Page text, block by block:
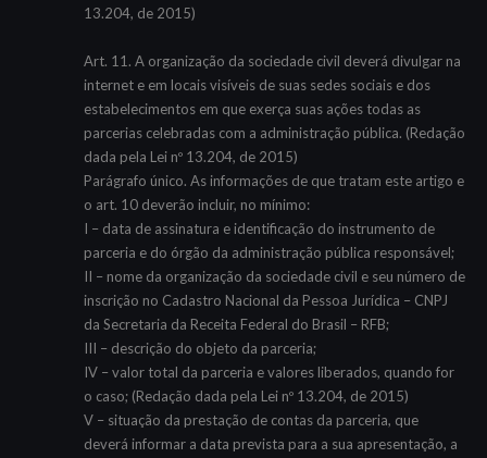
13.204, de 2015)
Art. 11. A organização da sociedade civil deverá divulgar na
internet e em locais visíveis de suas sedes sociais e dos
estabelecimentos em que exerça suas ações todas as
parcerias celebradas com a administração pública. (Redação
dada pela Lei nº 13.204, de 2015)
Parágrafo único. As informações de que tratam este artigo e
o art. 10 deverão incluir, no mínimo:
I – data de assinatura e identificação do instrumento de
parceria e do órgão da administração pública responsável;
II – nome da organização da sociedade civil e seu número de
inscrição no Cadastro Nacional da Pessoa Jurídica – CNPJ
da Secretaria da Receita Federal do Brasil – RFB;
III – descrição do objeto da parceria;
IV – valor total da parceria e valores liberados, quando for
o caso; (Redação dada pela Lei nº 13.204, de 2015)
V – situação da prestação de contas da parceria, que
deverá informar a data prevista para a sua apresentação, a